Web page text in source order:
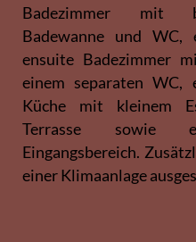
Badezimmer mit
Badewanne und WC,
ensuite Badezimmer
einem separaten WC,
Küche mit kleinem
Terrasse sowie
Eingangsbereich.
einer Klimaanlage